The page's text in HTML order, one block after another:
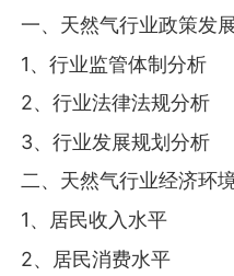
一、天然气行业政策发
1、行业监管体制分析
2、行业法律法规分析
3、行业发展规划分析
二、天然气行业经济环
1、居民收入水平
2、居民消费水平